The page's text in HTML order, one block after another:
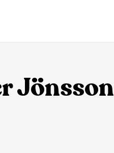
Jönsson